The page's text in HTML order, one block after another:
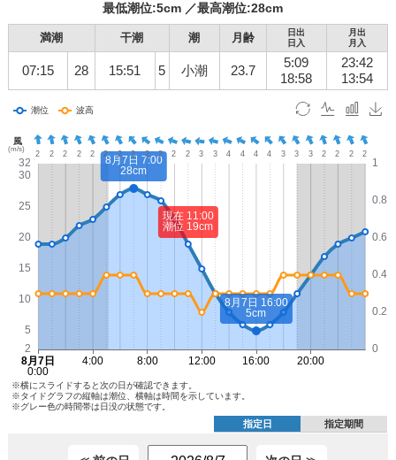
最低潮位:5cm ／最高潮位:28cm
満潮 干潮 潮 月齢
日出
日入
月出
月入
07:15 28 15:51 5 小潮 23.7
5:09
18:58
23:42
13:54
※横にスライドすると次の日が確認できます。
※タイドグラフの縦軸は潮位、横軸は時間を示しています。
※グレー色の時間帯は日没の状態です。
指定日 指定期間